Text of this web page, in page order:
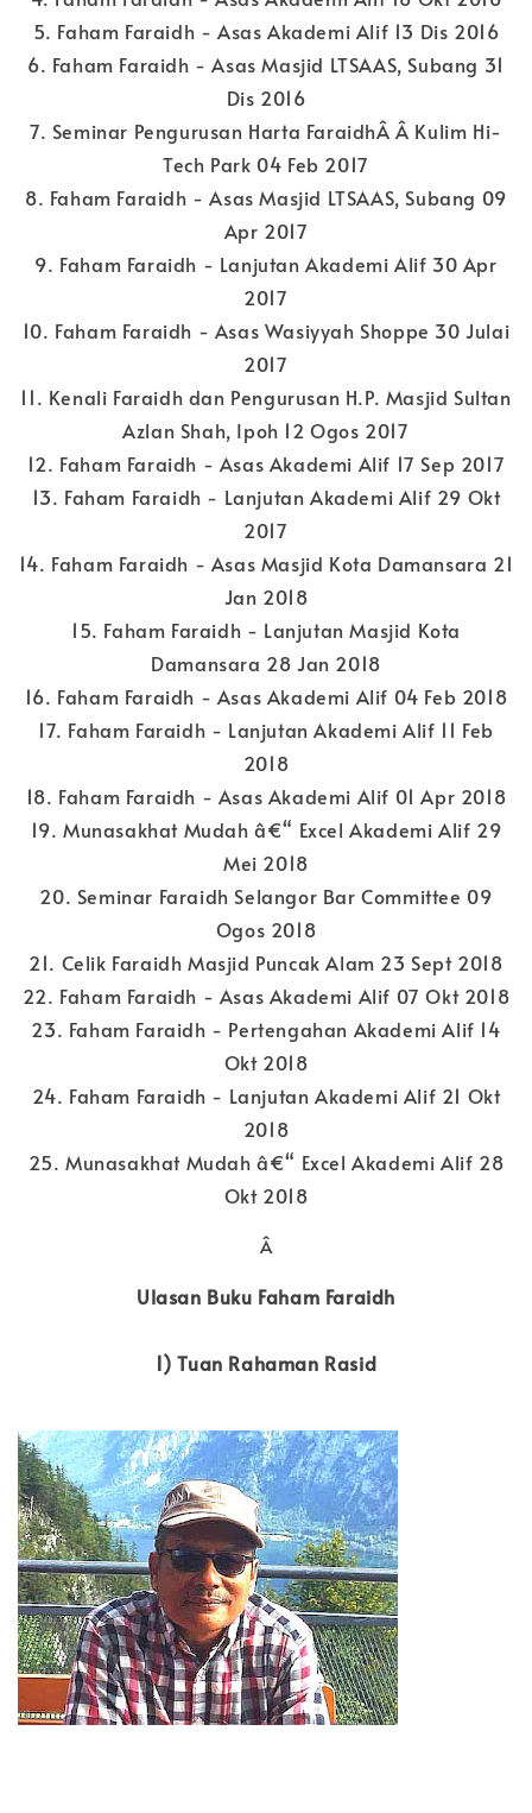
5. Faham Faraidh - Asas Akademi Alif 13 Dis 2016
6. Faham Faraidh - Asas Masjid LTSAAS, Subang 31
Dis 2016
7. Seminar Pengurusan Harta FaraidhÂ Â Kulim Hi-
Tech Park 04 Feb 2017
8. Faham Faraidh - Asas Masjid LTSAAS, Subang 09
Apr 2017
9. Faham Faraidh - Lanjutan Akademi Alif 30 Apr
2017
10. Faham Faraidh - Asas Wasiyyah Shoppe 30 Julai
2017
11. Kenali Faraidh dan Pengurusan H.P. Masjid Sultan
Azlan Shah, Ipoh 12 Ogos 2017
12. Faham Faraidh - Asas Akademi Alif 17 Sep 2017
13. Faham Faraidh - Lanjutan Akademi Alif 29 Okt
2017
14. Faham Faraidh - Asas Masjid Kota Damansara 21
Jan 2018
15. Faham Faraidh - Lanjutan Masjid Kota
Damansara 28 Jan 2018
16. Faham Faraidh - Asas Akademi Alif 04 Feb 2018
17. Faham Faraidh - Lanjutan Akademi Alif 11 Feb
2018
18. Faham Faraidh - Asas Akademi Alif 01 Apr 2018
19. Munasakhat Mudah â€“ Excel Akademi Alif 29
Mei 2018
20. Seminar Faraidh Selangor Bar Committee 09
Ogos 2018
21. Celik Faraidh Masjid Puncak Alam 23 Sept 2018
22. Faham Faraidh - Asas Akademi Alif 07 Okt 2018
23. Faham Faraidh - Pertengahan Akademi Alif 14
Okt 2018
24. Faham Faraidh - Lanjutan Akademi Alif 21 Okt
2018
25. Munasakhat Mudah â€“ Excel Akademi Alif 28
Okt 2018
Â
Ulasan Buku Faham Faraidh
1) Tuan Rahaman Rasid